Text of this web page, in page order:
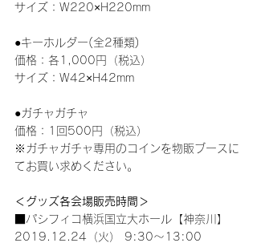
サイズ：W220×H220mm
●キーホルダー(全2種類)
価格：各1,000円（税込）
サイズ：W42×H42mm
●ガチャガチャ
価格：1回500円（税込）
※ガチャガチャ専用のコインを物販ブースに
てお買い求めください。
＜グッズ各会場販売時間＞
■パシフィコ横浜国立大ホール【神奈川】
2019.12.24（火） 9:30～13:00